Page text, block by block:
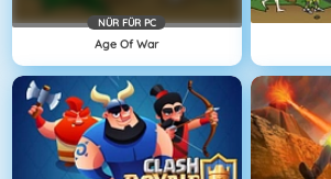
NÜR FÜR PC
Age Of War